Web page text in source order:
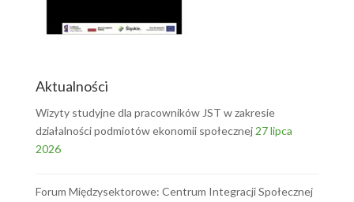
Aktualności
Wizyty studyjne dla pracowników JST w zakresie
działalności podmiotów ekonomii społecznej 27 lipca
2026
Forum Międzysektorowe: Centrum Integracji Społecznej